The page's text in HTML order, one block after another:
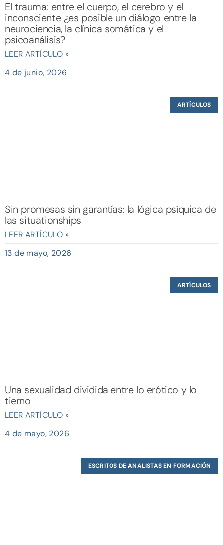
El trauma: entre el cuerpo, el cerebro y el
inconsciente ¿es posible un diálogo entre la
neurociencia, la clínica somática y el
psicoanálisis?
LEER ARTÍCULO »
4 de junio, 2026
ARTÍCULOS
Sin promesas sin garantías: la lógica psíquica de
las situationships
LEER ARTÍCULO »
13 de mayo, 2026
ARTÍCULOS
Una sexualidad dividida entre lo erótico y lo
tierno
LEER ARTÍCULO »
4 de mayo, 2026
ESCRITOS DE ANALISTAS EN FORMACIÓN